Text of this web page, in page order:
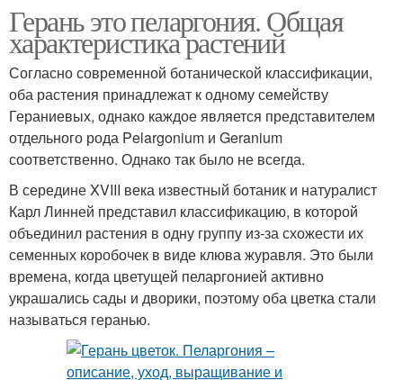
Герань это пеларгония. Общая
характеристика растений
Согласно современной ботанической классификации,
оба растения принадлежат к одному семейству
Гераниевых, однако каждое является представителем
отдельного рода Pelargonium и Geranium
соответственно. Однако так было не всегда.
В середине XVIII века известный ботаник и натуралист
Карл Линней представил классификацию, в которой
объединил растения в одну группу из-за схожести их
семенных коробочек в виде клюва журавля. Это были
времена, когда цветущей пеларгонией активно
украшались сады и дворики, поэтому оба цветка стали
называться геранью.